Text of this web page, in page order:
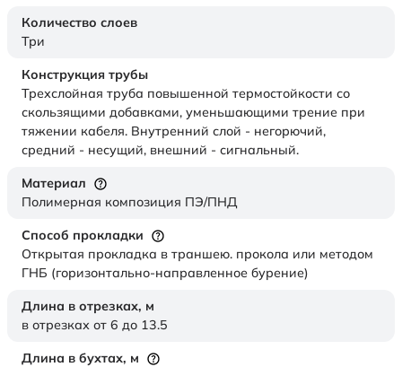
Количество слоев
Три
Конструкция трубы
Трехслойная труба повышенной термостойкости со
скользящими добавками, уменьшающими трение при
тяжении кабеля. Внутренний слой - негорючий,
средний - несущий, внешний - сигнальный.
Материал
Полимерная композиция ПЭ/ПНД
Способ прокладки
Открытая прокладка в траншею. прокола или методом
ГНБ (горизонтально-направленное бурение)
Длина в отрезках, м
в отрезках от 6 до 13.5
Длина в бухтах, м